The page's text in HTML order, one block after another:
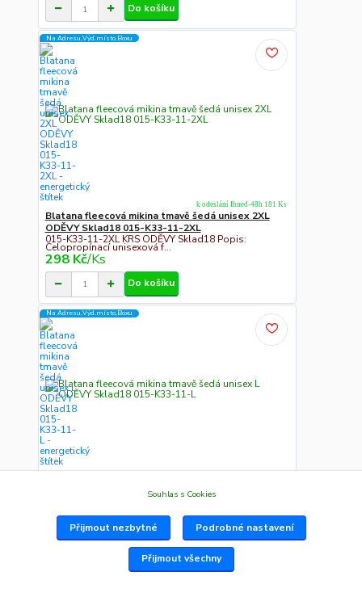
Do košíku
Na Adresu,Výd.místo,Boxu
Blatana fleecová mikina tmavě šedá unisex 2XL
ODĚVY Sklad18 015-K33-11-2XL
015-K33-11-2XL KRS ODĚVY Sklad18 Popis:
Celopropínací unisexová f...
298 Kč/Ks
k odeslání Ihned-48h 181 Ks
Do košíku
Na Adresu,Výd.místo,Boxu
Blatana fleecová mikina tmavě šedá unisex L
015-K33-11-L KRS ODĚVY Sklad18 Popis:
Celopropínací unisexová fle...
298 Kč/Ks
Do košíku
Souhlas s Cookies
Přijmout nezbytné Podrobné nastavení
Přijmout všechny